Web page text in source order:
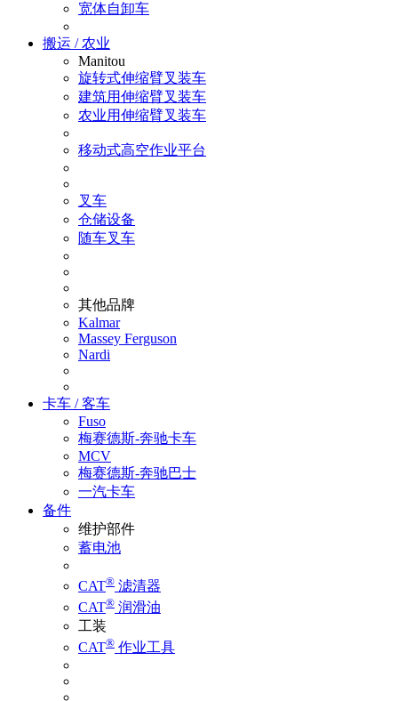
宽体自卸车
搬运 / 农业
Manitou
旋转式伸缩臂叉装车
建筑用伸缩臂叉装车
农业用伸缩臂叉装车
移动式高空作业平台
叉车
仓储设备
随车叉车
其他品牌
Kalmar
Massey Ferguson
Nardi
卡车 / 客车
Fuso
梅赛德斯-奔驰卡车
MCV
梅赛德斯-奔驰巴士
一汽卡车
备件
维护部件
蓄电池
CAT® 滤清器
CAT® 润滑油
工装
CAT® 作业工具